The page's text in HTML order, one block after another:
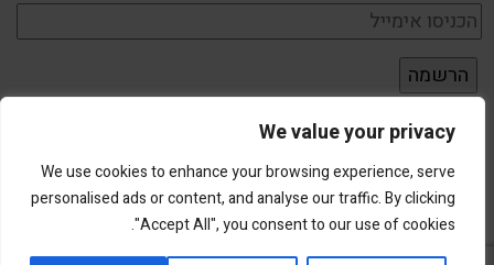
We value your privacy
We use cookies to enhance your browsing experience, serve
personalised ads or content, and analyse our traffic. By clicking
"Accept All", you consent to our use of cookies.